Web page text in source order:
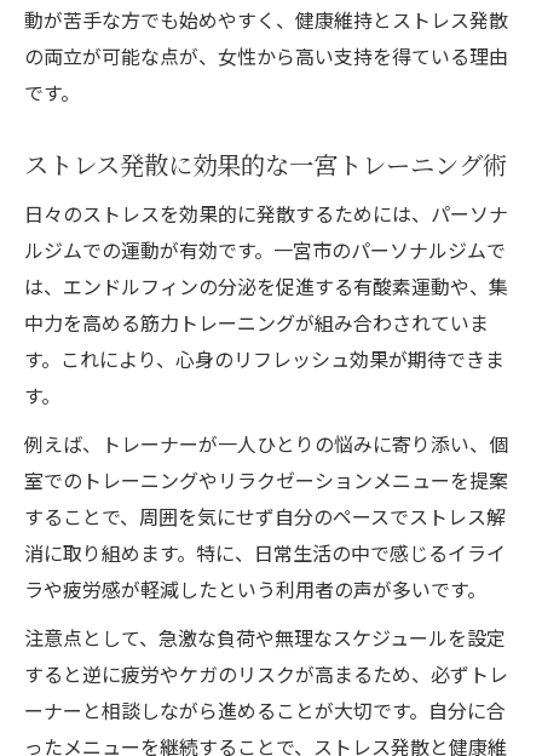
動が苦手な方でも始めやすく、健康維持とストレス発散
の両立が可能な点が、女性から高い支持を得ている理由
です。
ストレス発散に効果的な一宮トレーニング術
日々のストレスを効果的に発散するためには、パーソナ
ルジムでの運動が有効です。一宮市のパーソナルジムで
は、エンドルフィンの分泌を促進する有酸素運動や、集
中力を高める筋力トレーニングが組み合わされていま
す。これにより、心身のリフレッシュ効果が期待できま
す。
例えば、トレーナーが一人ひとりの悩みに寄り添い、個
室でのトレーニングやリラクゼーションメニューを提案
することで、周囲を気にせず自分のペースでストレス解
消に取り組めます。特に、日常生活の中で感じるイライ
ラや疲労感が軽減したという利用者の声が多いです。
注意点として、急激な負荷や無理なスケジュールを設定
すると逆に疲労やケガのリスクが高まるため、必ずトレ
ーナーと相談しながら進めることが大切です。自分に合
ったメニューを継続することで、ストレス発散と健康維